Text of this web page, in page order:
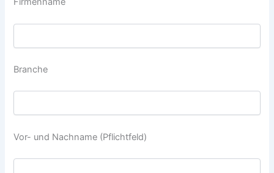
Branche
Vor- und Nachname (Pflichtfeld)